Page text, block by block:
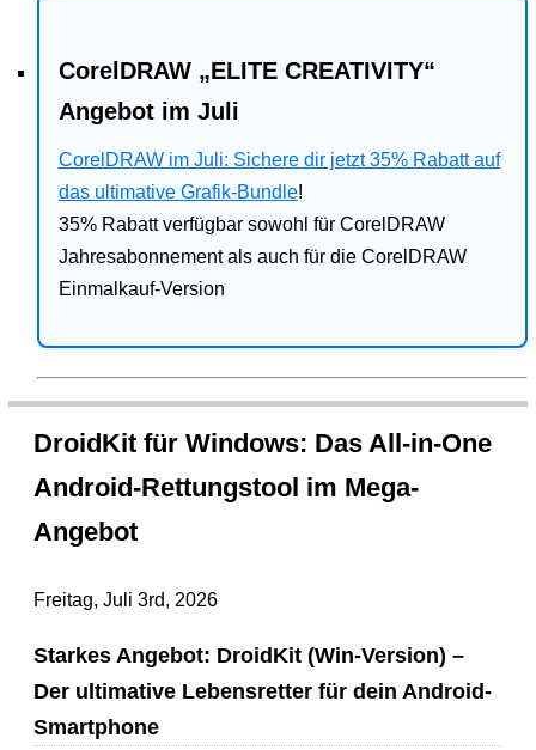
CorelDRAW „ELITE CREATIVITY“
Angebot im Juli
CorelDRAW im Juli: Sichere dir jetzt 35% Rabatt auf
das ultimative Grafik-Bundle!
35% Rabatt verfügbar sowohl für CorelDRAW
Jahresabonnement als auch für die CorelDRAW
Einmalkauf-Version
DroidKit für Windows: Das All-in-One
Android-Rettungstool im Mega-
Angebot
Freitag, Juli 3rd, 2026
Starkes Angebot: DroidKit (Win-Version) –
Der ultimative Lebensretter für dein Android-
Smartphone